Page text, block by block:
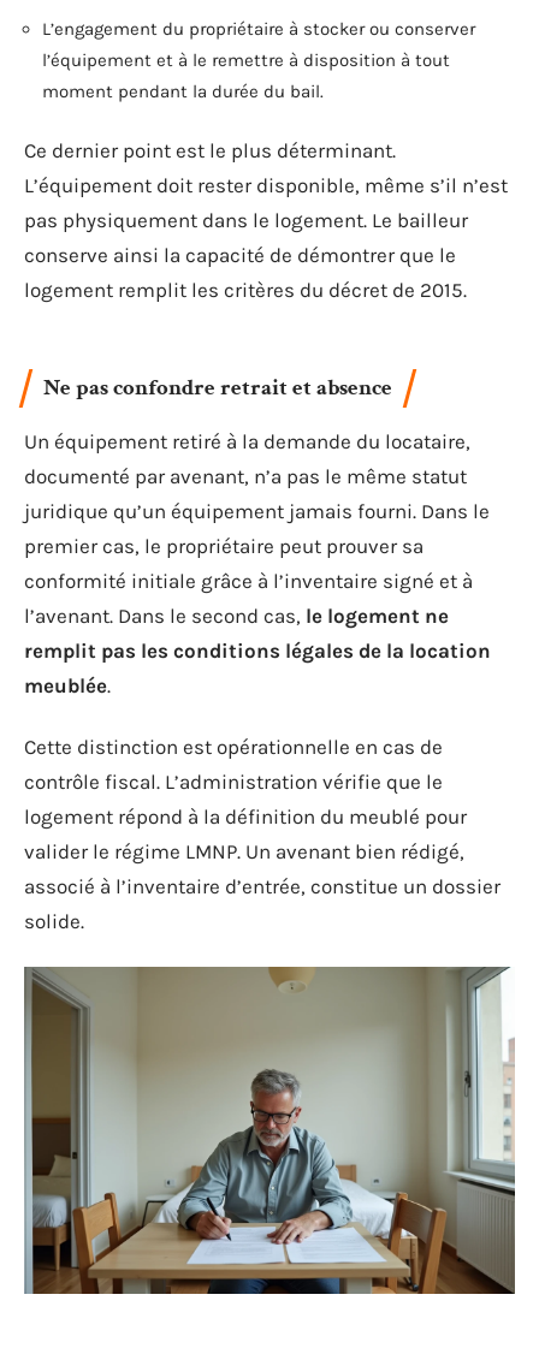
L’engagement du propriétaire à stocker ou conserver
l’équipement et à le remettre à disposition à tout
moment pendant la durée du bail.
Ce dernier point est le plus déterminant.
L’équipement doit rester disponible, même s’il n’est
pas physiquement dans le logement. Le bailleur
conserve ainsi la capacité de démontrer que le
logement remplit les critères du décret de 2015.
Ne pas confondre retrait et absence
Un équipement retiré à la demande du locataire,
documenté par avenant, n’a pas le même statut
juridique qu’un équipement jamais fourni. Dans le
premier cas, le propriétaire peut prouver sa
conformité initiale grâce à l’inventaire signé et à
l’avenant. Dans le second cas, le logement ne
remplit pas les conditions légales de la location
meublée.
Cette distinction est opérationnelle en cas de
contrôle fiscal. L’administration vérifie que le
logement répond à la définition du meublé pour
valider le régime LMNP. Un avenant bien rédigé,
associé à l’inventaire d’entrée, constitue un dossier
solide.